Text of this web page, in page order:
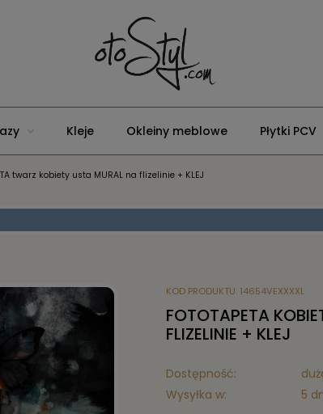
Kleje Okleiny meblowe Płytki PCV
twarz kobiety usta MURAL na flizelinie + KLEJ
KOD PRODUKTU: 14654VEXXXXL
FOTOTAPETA
FLIZELINIE + KLEJ
Dostępność:
Wysyłka w:
5